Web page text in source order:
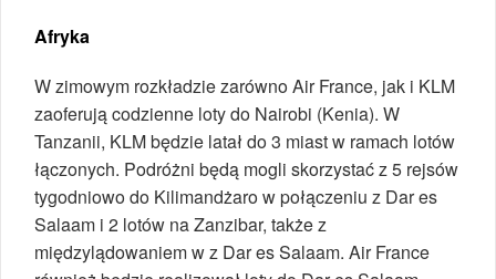
Afryka
W zimowym rozkładzie zarówno Air France, jak i KLM
zaoferują codzienne loty do Nairobi (Kenia). W
Tanzanii, KLM będzie latał do 3 miast w ramach lotów
łączonych. Podróżni będą mogli skorzystać z 5 rejsów
tygodniowo do Kilimandżaro w połączeniu z Dar es
Salaam i 2 lotów na Zanzibar, także z
międzylądowaniem w z Dar es Salaam. Air France